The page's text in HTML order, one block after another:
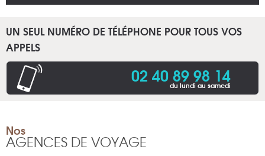
UN SEUL NUMÉRO DE TÉLÉPHONE POUR TOUS VOS
APPELS
02 40 89 98 14
du lundi au samedi
Nos
AGENCES DE VOYAGE